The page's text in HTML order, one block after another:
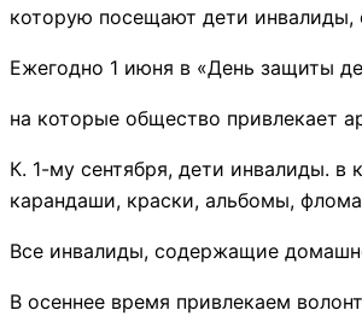
которую посещают дети
Ежегодно 1 июня в «День защиты
на которые общество привлекает
К. 1-му сентября, дети инвалиды.
карандаши, краски, альбомы,
Все инвалиды, содержащие
В осеннее время привлекаем